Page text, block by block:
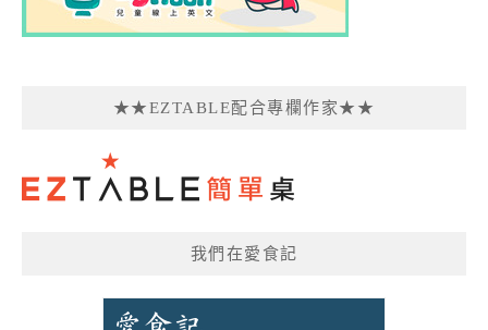
★★EZTABLE配合專欄作家★★
我們在愛食記